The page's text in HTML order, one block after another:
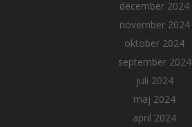
december 2024
november 2024
oktober 2024
september 2024
juli 2024
maj 2024
april 2024